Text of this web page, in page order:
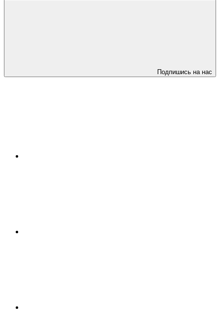
Подпишись на нас